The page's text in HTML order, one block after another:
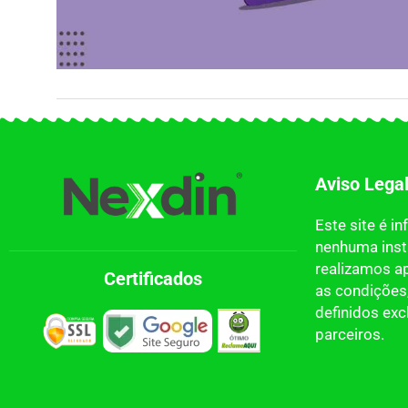
Certificados
Aviso Legal
Este site é
nenhuma
realizamos
as
definidos
parceiros.